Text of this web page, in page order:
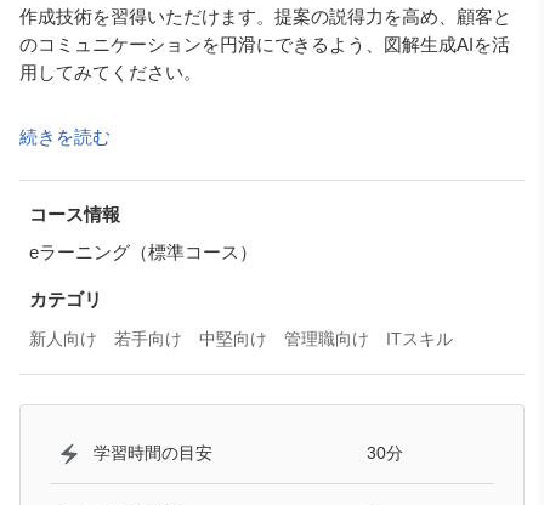
作成技術を習得いただけます。提案の説得力を高め、顧客と
のコミュニケーションを円滑にできるよう、図解生成AIを活
用してみてください。
※なお、本コースでの「図解」とは概念や関係性を視覚化す
数値データを表現するグラフについては扱いません。
※図解生成AI「Napkin」をご利用時は、必ず利用規約をお読
みください。
著作権や個人情報、会社の機密情報の入力等には、十分に
ご注意ください。
続きを読む
コース情報
eラーニング（標準コース）
カテゴリ
新人向け 若手向け 中堅向け 管理職向け ITスキル
学習時間の目安 30分